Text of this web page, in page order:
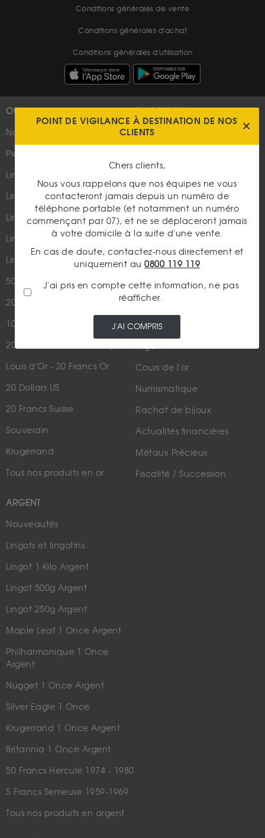
Conditions générales de vente
Conditions générales d'achat
Conditions générales d'utilisation
OR
Nouveautés
Pièces d'or d'investissement
Lingots et lingotins
Lingot 1Kg Or
Lingot 100g Or
Lingotin 1 Once Or
Lingotin 1g Or
50 Pesos Or
20 Francs Napoléon
10 Francs Napoléon
20 Francs Marianne Coq
Louis d'Or - 20 Francs Or
20 Dollars US
20 Francs Suisse
Souverain
Krugerrand
Tous nos produits en or
ARGENT
Nouveautés
Lingots et lingotins
Lingot 1 Kilo Argent
Lingot 500g Argent
Lingot 250g Argent
Maple Leaf 1 Once Argent
Philharmonique 1 Once
Argent
Nugget 1 Once Argent
Silver Eagle 1 Once
Krugerrand 1 Once Argent
Britannia 1 Once Argent
50 Francs Hercule 1974 - 1980
5 Francs Semeuse 1959-1969
Tous nos produits en argent
Suivez-nous
Parutions dans les médias
Qui sommes-nous ?
Plan du site
LES ACTUALITÉS
Or
Argent
Cours de l'or
Numismatique
Rachat de bijoux
Actualités financières
Métaux Précieux
Fiscalité / Succession
POINT DE VIGILANCE À DESTINATION DE NOS
CLIENTS
Chers clients,
Nous vous rappelons que nos équipes ne vous
contacteront jamais depuis un numéro de
téléphone portable (et notamment un numéro
commençant par 07), et ne se déplaceront jamais
à votre domicile à la suite d'une vente.
En cas de doute, contactez-nous directement et
uniquement au 0800 119 119
J'ai pris en compte cette information, ne pas
réafficher.
J'AI COMPRIS